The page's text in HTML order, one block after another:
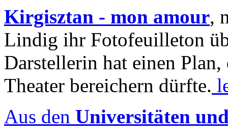
Kirgisztan - mon amour,
Lindig ihr Fotofeuilleton
Darstellerin hat einen Plan,
Theater bereichern dürfte.
Aus den Universitäten